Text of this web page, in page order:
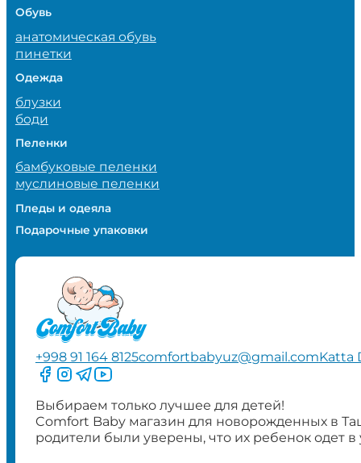
Обувь
анатомическая обувь
пинетки
Одежда
блузки
боди
Пеленки
бамбуковые пеленки
муслиновые пеленки
Пледы и одеяла
Подарочные упаковки
+998 91 164 8125comfortbabyuz@gmail.comKatta
Следите за нами на Facebook
Следите за нами в Instagram
Следите за нами в Telegram
Следите за нами в YouTube
Выбираем только лучшее для детей!
Comfort Baby магазин для новорожденных в
родители были уверены, что их ребенок одет